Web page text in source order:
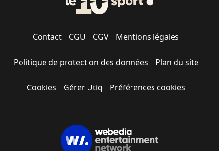
Contact CGU CGV Mentions légales
Politique de protection des données Plan du site
Cookies Gérer Utiq Préférences cookies